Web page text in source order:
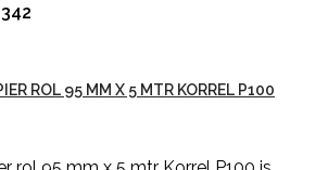
ROL 95 MM X 5 MTR KORREL P100